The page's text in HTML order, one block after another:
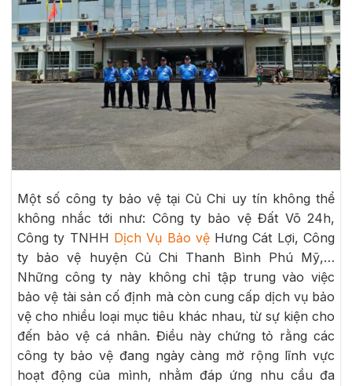
Một số công ty bảo vệ tại Củ Chi uy tín không thể
không nhắc tới như: Công ty bảo vệ Đất Võ 24h,
Công ty TNHH Dịch Vụ Bảo vệHưng Cát Lợi, Công
ty bảo vệ huyện Củ Chi Thanh Bình Phú Mỹ,…
Những công ty này không chỉ tập trung vào việc
bảo vệ tài sản cố định mà còn cung cấp dịch vụ bảo
vệ cho nhiều loại mục tiêu khác nhau, từ sự kiện cho
đến bảo vệ cá nhân. Điều này chứng tỏ rằng các
công ty bảo vệ đang ngày càng mở rộng lĩnh vực
hoạt động của mình, nhằm đáp ứng nhu cầu đa